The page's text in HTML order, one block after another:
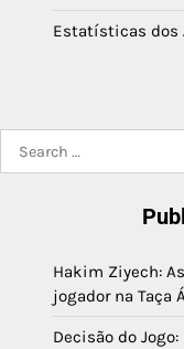
Estatísticas dos
for:
Hakim Ziyech:
jogador na Taça
Decisão do